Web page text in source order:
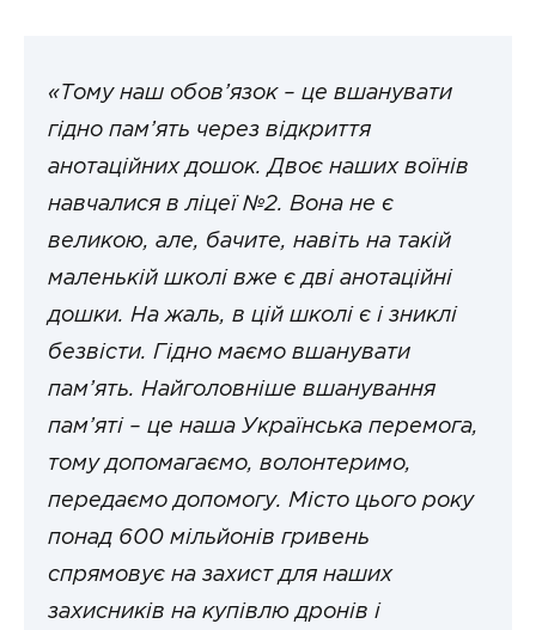
«Тому наш обов’язок – це вшанувати
гідно пам’ять через відкриття
анотаційних дошок. Двоє наших воїнів
навчалися в ліцеї №2. Вона не є
великою, але, бачите, навіть на такій
маленькій школі вже є дві анотаційні
дошки. На жаль, в цій школі є і зниклі
безвісти. Гідно маємо вшанувати
пам’ять. Найголовніше вшанування
пам’яті – це наша Українська перемога,
тому допомагаємо, волонтеримо,
передаємо допомогу. Місто цього року
понад 600 мільйонів гривень
спрямовує на захист для наших
захисників на купівлю дронів і